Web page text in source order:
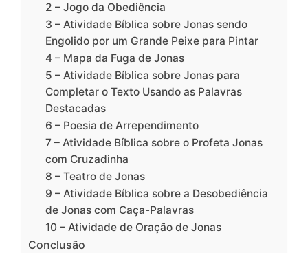
2 – Jogo da Obediência
3 – Atividade Bíblica sobre Jonas sendo
Engolido por um Grande Peixe para Pintar
4 – Mapa da Fuga de Jonas
5 – Atividade Bíblica sobre Jonas para
Completar o Texto Usando as Palavras
Destacadas
6 – Poesia de Arrependimento
7 – Atividade Bíblica sobre o Profeta Jonas
com Cruzadinha
8 – Teatro de Jonas
9 – Atividade Bíblica sobre a Desobediência
de Jonas com Caça-Palavras
10 – Atividade de Oração de Jonas
Conclusão